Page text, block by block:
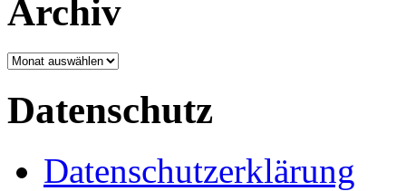
Archiv
Archiv
Datenschutz
Datenschutzerklärung